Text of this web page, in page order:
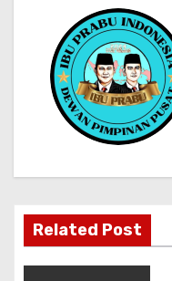
Related Post